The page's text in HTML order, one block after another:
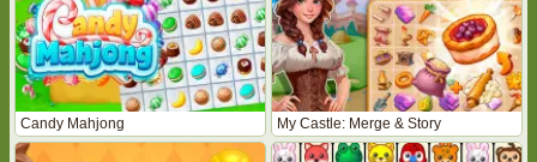
Candy Mahjong My Castle: Merge & Story